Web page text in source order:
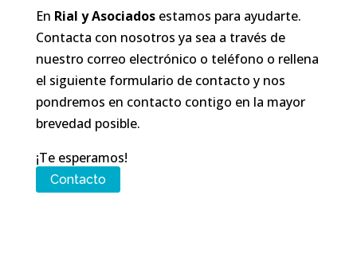
En Rial y Asociadosestamos para ayudarte.
Contacta con nosotros ya sea a través de
nuestro correo electrónico o teléfono o rellena
el siguiente formulario de contacto y nos
pondremos en contacto contigo en la mayor
brevedad posible.
¡Te esperamos!
Contacto